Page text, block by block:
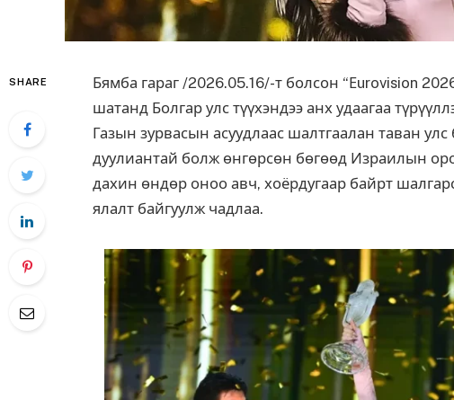
SHARE Бямба гараг /2026.05.16/-т болсон “Еurovision
шатанд Болгар улс түүхэндээ анх удаагаа
Газын зурвасын асуудлаас шалтгаалан таван
дуулиантай болж өнгөрсөн бөгөөд Израилын
дахин өндөр оноо авч, хоёрдугаар байрт
ялалт байгуулж чадлаа.